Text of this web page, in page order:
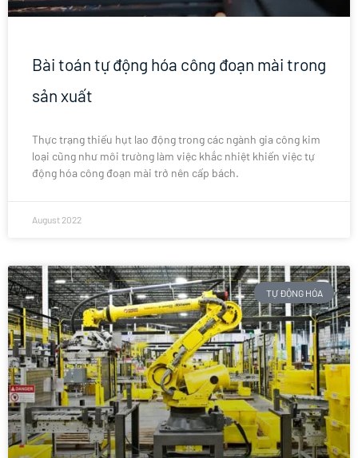
Bài toán tự động hóa công đoạn mài trong
sản xuất
Thực trạng thiếu hụt lao động trong các ngành gia công kim
loại cũng như môi trường làm việc khắc nhiệt khiến việc tự
động hóa công đoạn mài trở nên cấp bách.
August 2022
TỰ ĐỘNG HÓA